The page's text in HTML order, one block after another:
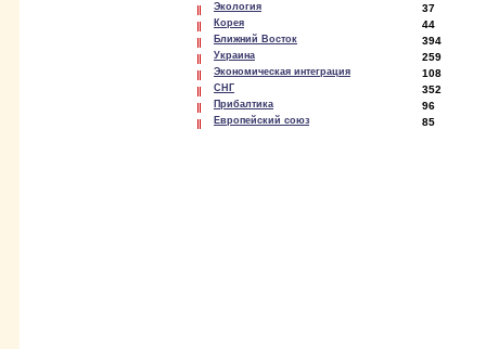
Экология 37
Корея 44
Ближний Восток 394
Украина 259
Экономическая интеграция 108
СНГ 352
Прибалтика 96
Европейский союз 85